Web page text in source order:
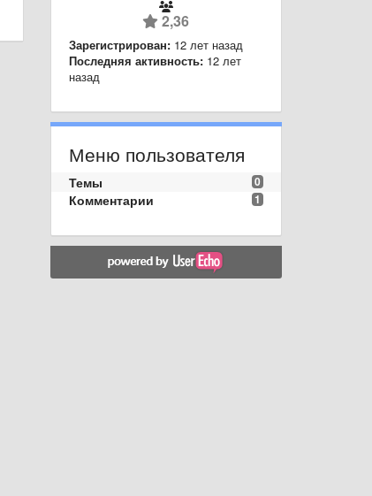
2,36
Зарегистрирован: 12 лет назад
Последняя активность: 12 лет
назад
Меню пользователя
0
Темы
1
Комментарии